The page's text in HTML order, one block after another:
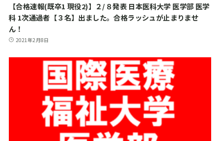
【合格速報(既卒1 現役2)】２/８発表 日本医科大学 医学部 医学
科 1次通過者【３名】出ました。合格ラッシュが止まりませ
ん！
2021年2月8日